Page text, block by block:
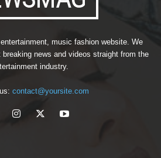
music fashion website. We
news and videos straight from the
industry.
contact@yoursite.com